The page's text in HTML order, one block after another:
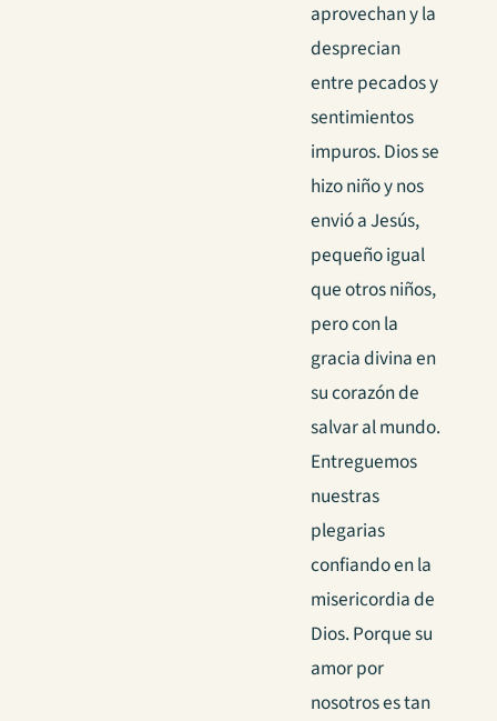
aprovechan y la
desprecian
entre pecados y
sentimientos
impuros. Dios se
hizo niño y nos
envió a Jesús,
pequeño igual
que otros niños,
pero con la
gracia divina en
su corazón de
salvar al mundo.
Entreguemos
nuestras
plegarias
confiando en la
misericordia de
Dios. Porque su
amor por
nosotros es tan